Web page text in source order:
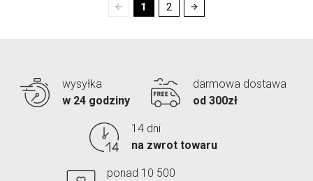
1 2
wysyłka
w 24 godziny
darmowa dostawa
od 300zł
14 dni
na zwrot towaru
ponad 10 500